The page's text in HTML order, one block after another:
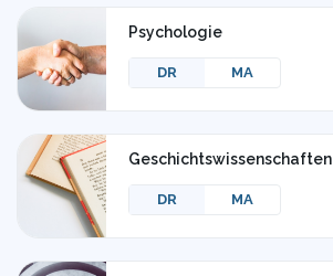
Psychologie
DR MA
Geschichtswissenschaften
DR MA